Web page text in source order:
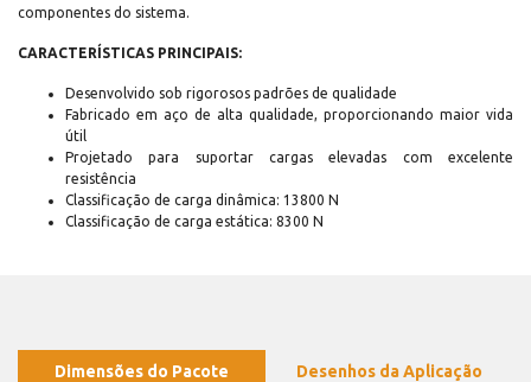
componentes do sistema.
CARACTERÍSTICAS PRINCIPAIS:
Desenvolvido sob rigorosos padrões de qualidade
Fabricado em aço de alta qualidade, proporcionando maior vida
útil
Projetado para suportar cargas elevadas com excelente
resistência
Classificação de carga dinâmica: 13800 N
Classificação de carga estática: 8300 N
Dimensões do Pacote Desenhos da Aplicação